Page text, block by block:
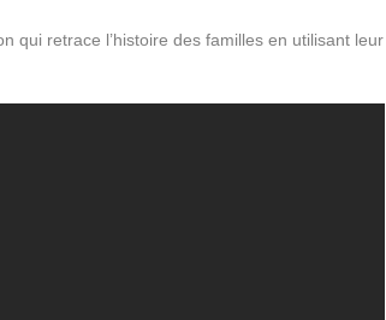
qui retrace l’histoire des familles en utilisant leur